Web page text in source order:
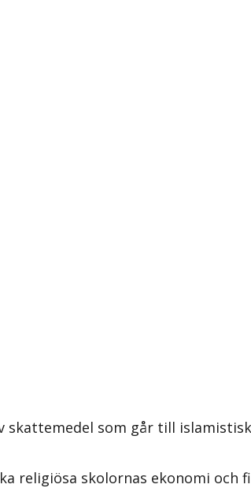
som går till
religiösa skolornas ekonomi och